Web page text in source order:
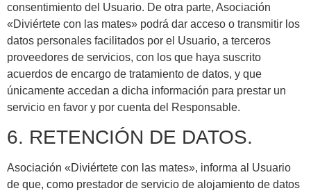
consentimiento del Usuario. De otra parte, Asociación
«Diviértete con las mates» podrá dar acceso o transmitir los
datos personales facilitados por el Usuario, a terceros
proveedores de servicios, con los que haya suscrito
acuerdos de encargo de tratamiento de datos, y que
únicamente accedan a dicha información para prestar un
servicio en favor y por cuenta del Responsable.
6. RETENCIÓN DE DATOS.
Asociación «Diviértete con las mates», informa al Usuario
de que, como prestador de servicio de alojamiento de datos